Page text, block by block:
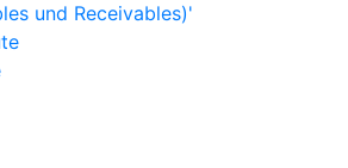
und Receivables)'